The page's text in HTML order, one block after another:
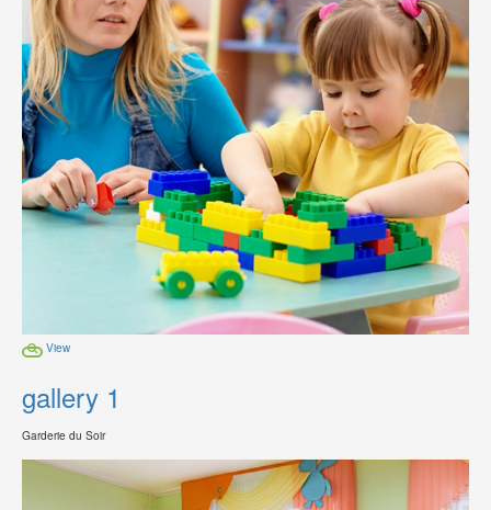
View
gallery 1
Garderie du Soir